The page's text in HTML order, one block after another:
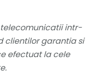
intr-
clientilor garantia si
efectuat la cele